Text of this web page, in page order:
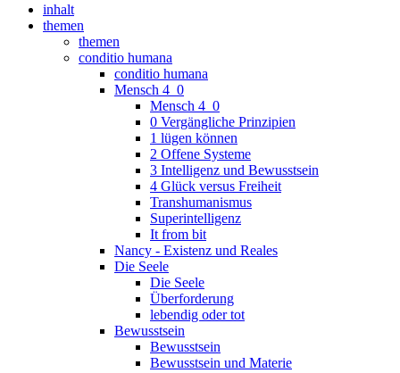
inhalt
themen
themen
conditio humana
conditio humana
Mensch 4_0
Mensch 4_0
0 Vergängliche Prinzipien
1 lügen können
2 Offene Systeme
3 Intelligenz und Bewusstsein
4 Glück versus Freiheit
Transhumanismus
Superintelligenz
It from bit
Nancy - Existenz und Reales
Die Seele
Die Seele
Überforderung
lebendig oder tot
Bewusstsein
Bewusstsein
Bewusstsein und Materie